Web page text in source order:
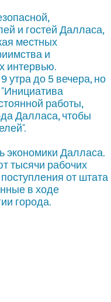
и гостей Далласа,
местных
и
интервью.
утра до 5 вечера, но
"Инициатива
работы,
Далласа, чтобы
экономики Далласа.
тысячи рабочих
от штата
в ходе
города.